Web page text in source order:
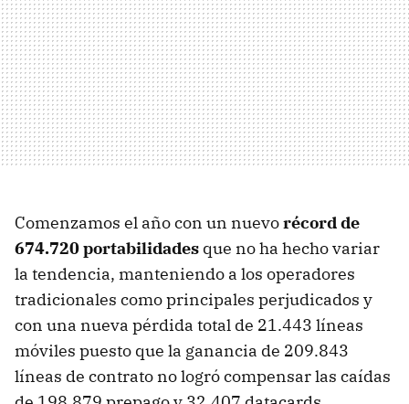
Comenzamos el año con un nuevorécord de
674.720 portabilidades que no ha hecho variar
la tendencia, manteniendo a los operadores
tradicionales como principales perjudicados y
con una nueva pérdida total de 21.443 líneas
móviles puesto que la ganancia de 209.843
líneas de contrato no logró compensar las caídas